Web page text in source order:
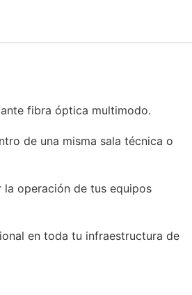
fibra óptica multimodo.
de una misma sala técnica o
operación de tus equipos
en toda tu infraestructura de